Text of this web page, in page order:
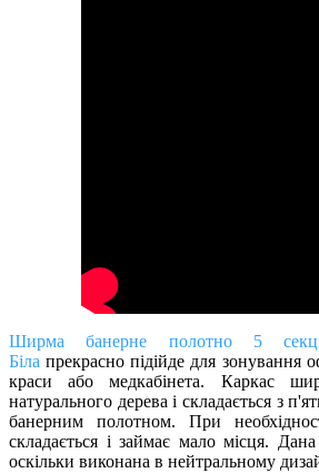
Ширма банерне полотно 5
Біла прекрасно підійде для зонування
краси або медкабінета. Каркас
натурального дерева і складається з
банерним полотном. При
складається і займає мало місця.
оскільки виконана в нейтральному